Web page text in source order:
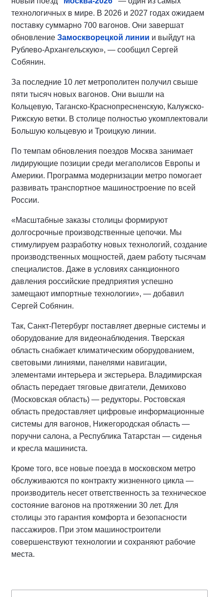
технологичных в мире. В 2026 и 2027 годах ожидаем
поставку суммарно 700 вагонов. Они завершат
обновление Замоскворецкой линии и выйдут на
Рублево-Архангельскую», — сообщил Сергей
Собянин.
За последние 10 лет метрополитен получил свыше
пяти тысяч новых вагонов. Они вышли на
Кольцевую, Таганско-Краснопресненскую, Калужско-
Рижскую ветки. В столице полностью укомплектовали
Большую кольцевую и Троицкую линии.
По темпам обновления поездов Москва занимает
лидирующие позиции среди мегаполисов Европы и
Америки. Программа модернизации метро помогает
развивать транспортное машиностроение по всей
России.
«Масштабные заказы столицы формируют
долгосрочные производственные цепочки. Мы
стимулируем разработку новых технологий, создание
производственных мощностей, даем работу тысячам
специалистов. Даже в условиях санкционного
давления российские предприятия успешно
замещают импортные технологии», — добавил
Сергей Собянин.
Так, Санкт-Петербург поставляет дверные системы и
оборудование для видеонаблюдения. Тверская
область снабжает климатическим оборудованием,
световыми линиями, панелями навигации,
элементами интерьера и экстерьера. Владимирская
область передает тяговые двигатели, Демихово
(Московская область) — редукторы. Ростовская
область предоставляет цифровые информационные
системы для вагонов, Нижегородская область —
поручни салона, а Республика Татарстан — сиденья
и кресла машиниста.
Кроме того, все новые поезда в московском метро
обслуживаются по контракту жизненного цикла —
производитель несет ответственность за техническое
состояние вагонов на протяжении 30 лет. Для
столицы это гарантия комфорта и безопасности
пассажиров. При этом машиностроители
совершенствуют технологии и сохраняют рабочие
места.